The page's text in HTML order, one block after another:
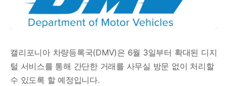
캘리포니아 차량등록국(DMV)은 6월 3일부터 확대된 디지
털 서비스를 통해 간단한 거래를 사무실 방문 없이 처리할
수 있도록 할 예정입니다.